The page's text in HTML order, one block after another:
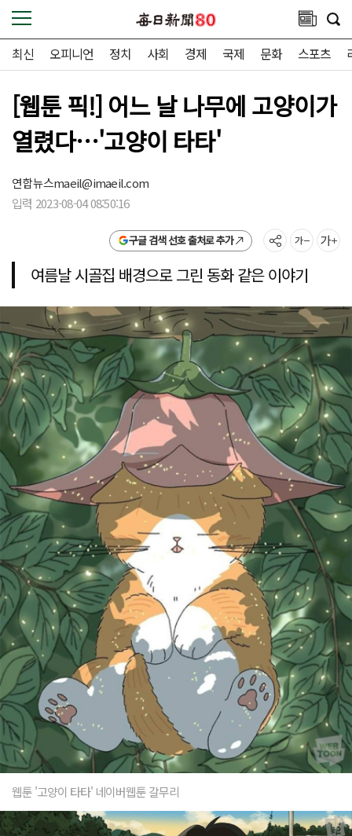
최신 오피니언 정치 사회 경제 국제 문화 스포츠
[웹툰 픽!] 어느 날 나무에 고양이가
열렸다…'고양이 타타'
연합뉴스maeil@imaeil.com
입력 2023-08-04 08:50:16
구글 검색 선호 출처로 추가
여름날 시골집 배경으로 그린 동화 같은 이야기
웹툰 '고양이 타타' 네이버웹툰 갈무리